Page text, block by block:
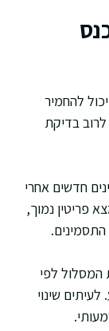
להחמיר
בדיקת
חדשים אחרי
פריטין נמוך,
התסמינים.
לפי
שינוי